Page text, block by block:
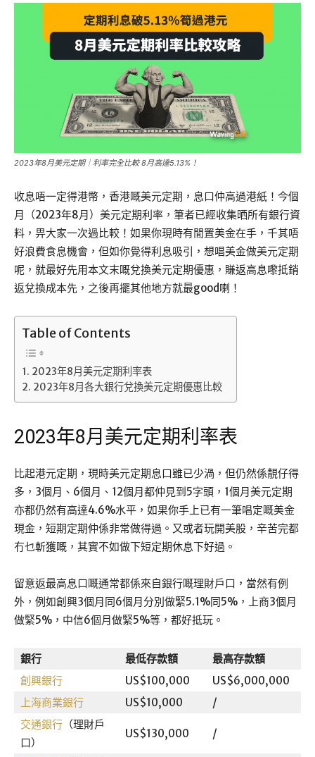
2023年8月美元定期｜利率完全比較 8月高達5.13%！
收息唔一定得港幣，香港嘅美元定期，息口仲高過港紙！今個
月（2023年8月）美元定期利率，筆者已經收集晒所有銀行資
料，畀大家一次過比較！如果你現時有閒置美金在手，千其唔
好浪費食息機會，但如你覺得利息吸引，想唱美金做美元定期
呢，就最好先用本文末嘅兌換美元定期優惠，賺返高息嚟抵銷
返兌換成本先，之後再擺其他地方就最good喇！
Table of Contents
2023年8月美元定期利率表
2023年8月各大銀行兌換美元定期優惠比較
2023年8月美元定期利率表
比起港元定期，現時美元定期息口雖已少渦，但仍然係靚仔得
多，3個月、6個月、12個月都仲見到5字頭，1個月美元定期
亦都仍然有高達4.6%水平，如果你手上已有一筆唱定嘅美金
現金，短期定期仲係非常做得過。又或者玩開美股，辛苦完都
冇乜斬獲嘅，其實不如做下短定期休息下好過。
留意返最高息口嘅通常都係來自銀行嘅理財戶口，當然有例
外，例如創興3個月同6個月分別做緊5.1%同5%，上商3個月
做緊5%，中信6個月做緊5%等，都好抵玩。
銀行 最低存款額 最高存款額
創興銀行
US$100,000 US$6,000,000
上海商業銀行
US$10,000 /
交通銀行 （理財戶
口）
US$130,000 /